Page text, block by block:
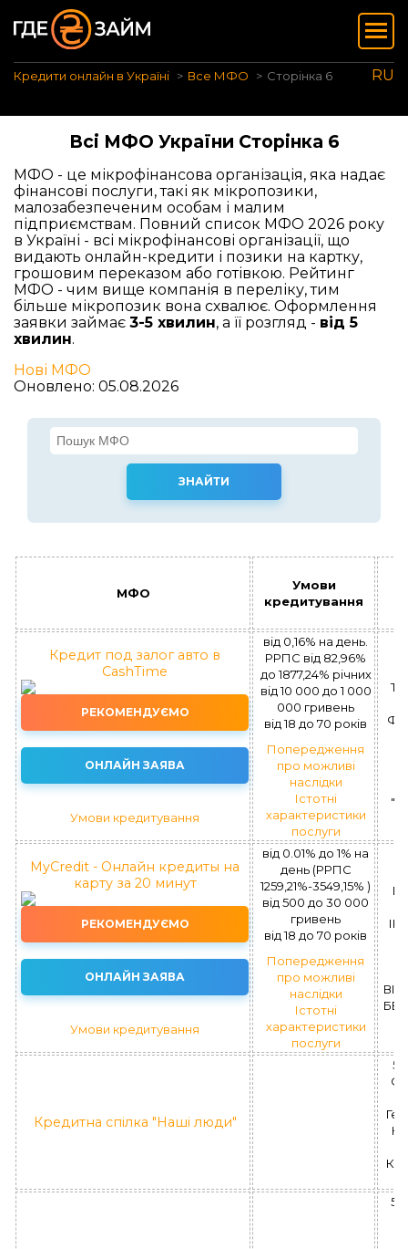
Кредити онлайн в Україні Все МФО Сторінка 6 RU
Всі МФО України Сторінка 6
МФО - це мікрофінансова організація, яка надає
фінансові послуги, такі як мікропозики,
малозабезпеченим особам і малим
підприємствам. Повний список МФО 2026 року
в Україні - всі мікрофінансові організації, що
видають онлайн-кредити і позики на картку,
грошовим переказом або готівкою. Рейтинг
МФО - чим вище компанія в переліку, тим
більше мікропозик вона схвалює. Оформлення
заявки займає 3-5 хвилин, а її розгляд - від 5
хвилин.
Нові МФО
Оновлено: 05.08.2026
МФО
Умови
кредитування
Кредит под залог авто в
CashTime
РЕКОМЕНДУЄМО
ОНЛАЙН ЗАЯВА
Умови кредитування
від 0,16% на день.
РРПС від 82,96%
до 1877,24% річних
вiд 10 000 до 1 000
000 гривень
вiд 18 до 70 рокiв
Попередження
про можливі
наслідки
Істотні
характеристики
послуги
ФК
MyCredit - Онлайн кредиты на
карту за 20 минут
РЕКОМЕНДУЄМО
ОНЛАЙН ЗАЯВА
Умови кредитування
від 0.01% до 1% на
день (РРПС
1259,21%-3549,15% )
вiд 500 до 30 000
гривень
вiд 18 до 70 рокiв
Попередження
про можливі
наслідки
Істотні
характеристики
послуги
ІК
Кредитна спілка "Наші люди"